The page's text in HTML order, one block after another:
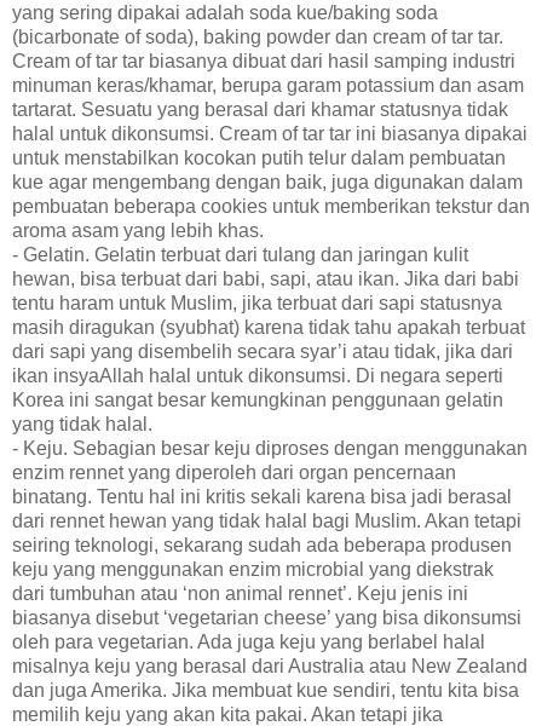
yang sering dipakai adalah soda kue/baking soda
(bicarbonate of soda), baking powder dan cream of tar tar.
Cream of tar tar biasanya dibuat dari hasil samping industri
minuman keras/khamar, berupa garam potassium dan asam
tartarat. Sesuatu yang berasal dari khamar statusnya tidak
halal untuk dikonsumsi. Cream of tar tar ini biasanya dipakai
untuk menstabilkan kocokan putih telur dalam pembuatan
kue agar mengembang dengan baik, juga digunakan dalam
pembuatan beberapa cookies untuk memberikan tekstur dan
aroma asam yang lebih khas.
- Gelatin. Gelatin terbuat dari tulang dan jaringan kulit
hewan, bisa terbuat dari babi, sapi, atau ikan. Jika dari babi
tentu haram untuk Muslim, jika terbuat dari sapi statusnya
masih diragukan (syubhat) karena tidak tahu apakah terbuat
dari sapi yang disembelih secara syar’i atau tidak, jika dari
ikan insyaAllah halal untuk dikonsumsi. Di negara seperti
Korea ini sangat besar kemungkinan penggunaan gelatin
yang tidak halal.
- Keju. Sebagian besar keju diproses dengan menggunakan
enzim rennet yang diperoleh dari organ pencernaan
binatang. Tentu hal ini kritis sekali karena bisa jadi berasal
dari rennet hewan yang tidak halal bagi Muslim. Akan tetapi
seiring teknologi, sekarang sudah ada beberapa produsen
keju yang menggunakan enzim microbial yang diekstrak
dari tumbuhan atau ‘non animal rennet’. Keju jenis ini
biasanya disebut ‘vegetarian cheese’ yang bisa dikonsumsi
oleh para vegetarian. Ada juga keju yang berlabel halal
misalnya keju yang berasal dari Australia atau New Zealand
dan juga Amerika. Jika membuat kue sendiri, tentu kita bisa
memilih keju yang akan kita pakai. Akan tetapi jika